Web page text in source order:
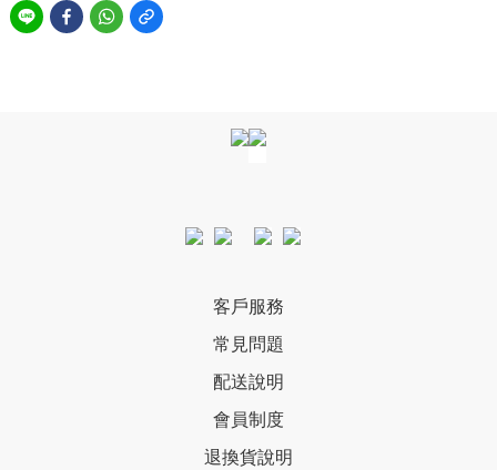
客戶服務
常見問題
配送說明
會員制度
退換貨說明